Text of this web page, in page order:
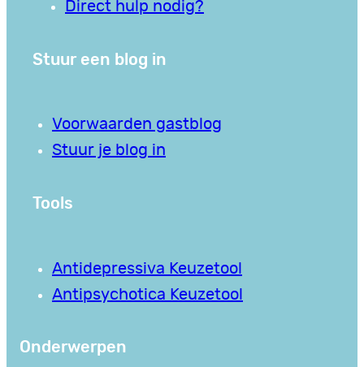
Direct hulp nodig?
Stuur een blog in
Voorwaarden gastblog
Stuur je blog in
Tools
Antidepressiva Keuzetool
Antipsychotica Keuzetool
Onderwerpen